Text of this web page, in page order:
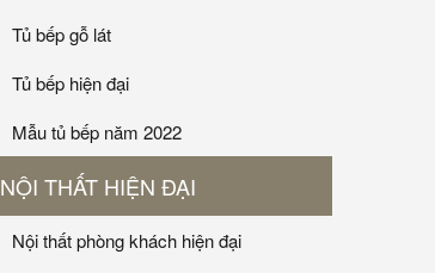
Tủ bếp gỗ lát
Tủ bếp hiện đại
Mẫu tủ bếp năm 2022
NỘI THẤT HIỆN ĐẠI
Nội thất phòng khách hiện đại